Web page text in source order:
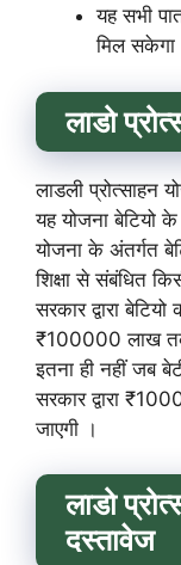
यह सभी
मिल
लाडो
लाडली प्रोत्साहन
यह योजना बेटियो के
योजना के अंतर्गत
शिक्षा से संबंधित
सरकार द्वारा
₹100000 लाख तक
इतना ही नहीं जब
सरकार द्वारा
जाएगी ।
लाडो
दस्तावेज